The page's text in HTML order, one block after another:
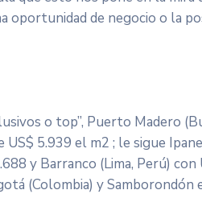
oportunidad de negocio o la
o top”, Puerto Madero
5.939 el m2 ; le sigue
y Barranco (Lima, Perú) con
(Colombia) y Samborondón